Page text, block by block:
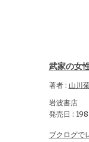
武家の女
著者 : 山川
岩波書店
発売日 :
ブクログで